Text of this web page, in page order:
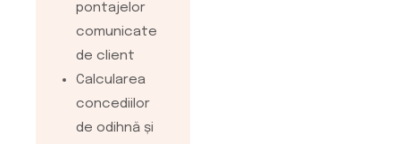
pontajelor
comunicate
de client
Calcularea
concediilor
de odihnă și